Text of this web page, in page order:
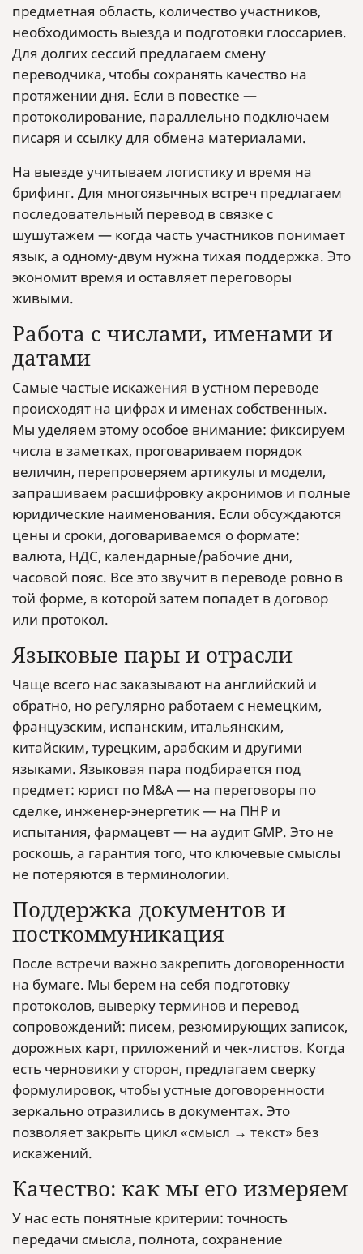
предметная область, количество участников,
необходимость выезда и подготовки глоссариев.
Для долгих сессий предлагаем смену
переводчика, чтобы сохранять качество на
протяжении дня. Если в повестке —
протоколирование, параллельно подключаем
писаря и ссылку для обмена материалами.
На выезде учитываем логистику и время на
брифинг. Для многоязычных встреч предлагаем
последовательный перевод в связке с
шушутажем — когда часть участников понимает
язык, а одному-двум нужна тихая поддержка. Это
экономит время и оставляет переговоры
живыми.
Работа с числами, именами и
датами
Самые частые искажения в устном переводе
происходят на цифрах и именах собственных.
Мы уделяем этому особое внимание: фиксируем
числа в заметках, проговариваем порядок
величин, перепроверяем артикулы и модели,
запрашиваем расшифровку акронимов и полные
юридические наименования. Если обсуждаются
цены и сроки, договариваемся о формате:
валюта, НДС, календарные/рабочие дни,
часовой пояс. Все это звучит в переводе ровно в
той форме, в которой затем попадет в договор
или протокол.
Языковые пары и отрасли
Чаще всего нас заказывают на английский и
обратно, но регулярно работаем с немецким,
французским, испанским, итальянским,
китайским, турецким, арабским и другими
языками. Языковая пара подбирается под
предмет: юрист по M&A — на переговоры по
сделке, инженер-энергетик — на ПНР и
испытания, фармацевт — на аудит GMP. Это не
роскошь, а гарантия того, что ключевые смыслы
не потеряются в терминологии.
Поддержка документов и
посткоммуникация
После встречи важно закрепить договоренности
на бумаге. Мы берем на себя подготовку
протоколов, выверку терминов и перевод
сопровождений: писем, резюмирующих записок,
дорожных карт, приложений и чек-листов. Когда
есть черновики у сторон, предлагаем сверку
формулировок, чтобы устные договоренности
зеркально отразились в документах. Это
позволяет закрыть цикл «смысл → текст» без
искажений.
Качество: как мы его измеряем
У нас есть понятные критерии: точность
передачи смысла, полнота, сохранение